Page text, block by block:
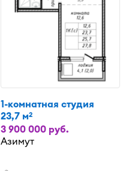
1-комнатная студия
23,7 м2
3 900 000 руб.
Азимут